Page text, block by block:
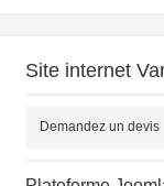
Site internet
Demandez un devis